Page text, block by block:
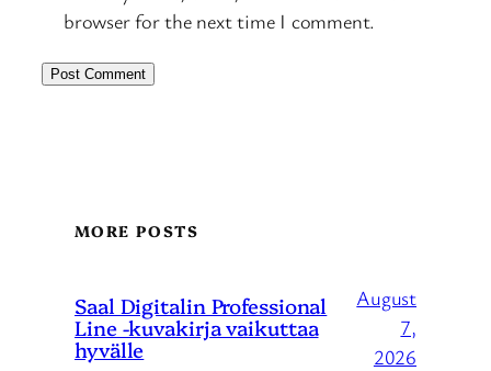
browser for the next time I comment.
MORE POSTS
Saal Digitalin Professional
Line -kuvakirja vaikuttaa
hyvälle
August
7,
2026